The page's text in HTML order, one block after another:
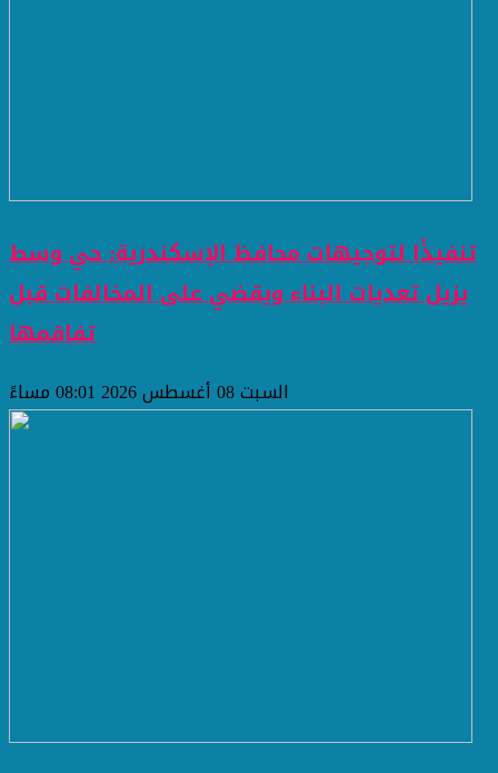
تنفيذًا لتوجيهات محافظ الإسكندرية: حي وسط
يزيل تعديات البناء ويقضي على المخالفات قبل
تفاقمها
السبت 08 أغسطس 2026 08:01 مساءً